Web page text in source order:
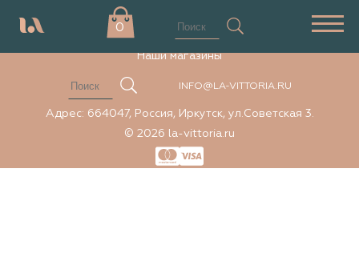
0
Элемент не найден
Наши магазины
INFO@LA-VITTORIA.RU
Адрес: 664047, Россия, Иркутск, ул.Советская 3.
© 2026 la-vittoria.ru